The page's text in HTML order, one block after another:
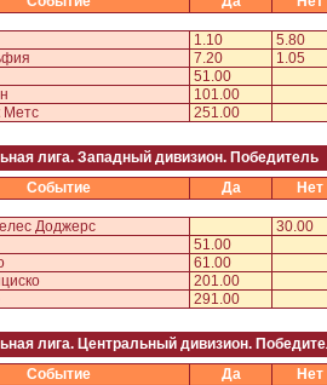
1.10
5.80
7.20
1.05
51.00
101.00
Метс 251.00
лига. Западный дивизион. Победитель
Событие Да
Нет
Доджерс
30.00
51.00
61.00
201.00
291.00
лига. Центральный дивизион.
Событие Да
Нет